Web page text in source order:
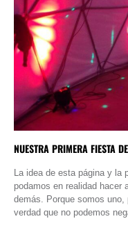
NUESTRA PRIMERA FIESTA
La idea de esta página y
podamos en realidad hacer
demás. Porque somos
verdad que no podemos